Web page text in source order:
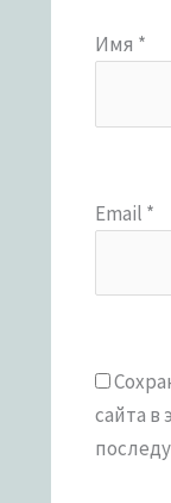
Имя *
Email *
сайта в